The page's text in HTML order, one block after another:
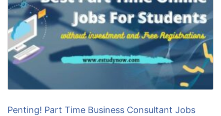
Penting! Part Time Business Consultant Jobs